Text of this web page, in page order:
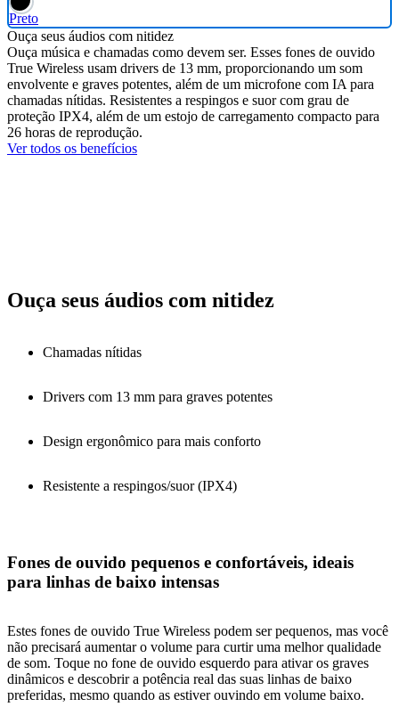
Preto
Ouça seus áudios com nitidez
Ouça música e chamadas como devem ser. Esses fones de ouvido
True Wireless usam drivers de 13 mm, proporcionando um som
envolvente e graves potentes, além de um microfone com IA para
chamadas nítidas. Resistentes a respingos e suor com grau de
proteção IPX4, além de um estojo de carregamento compacto para
26 horas de reprodução.
Ver todos os benefícios
Ouça seus áudios com nitidez
Chamadas nítidas
Drivers com 13 mm para graves potentes
Design ergonômico para mais conforto
Resistente a respingos/suor (IPX4)
Fones de ouvido pequenos e confortáveis, ideais
para linhas de baixo intensas
Estes fones de ouvido True Wireless podem ser pequenos, mas você
não precisará aumentar o volume para curtir uma melhor qualidade
de som. Toque no fone de ouvido esquerdo para ativar os graves
dinâmicos e descobrir a potência real das suas linhas de baixo
preferidas, mesmo quando as estiver ouvindo em volume baixo.